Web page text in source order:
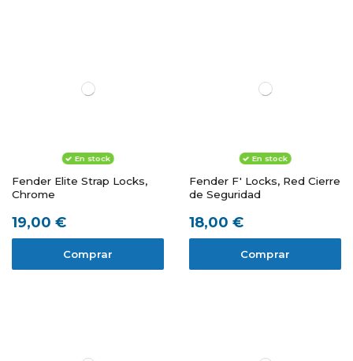
En stock
Fender Elite Strap Locks,
Chrome
19,00 €
Comprar
En stock
Fender F' Locks, Red Cierre
de Seguridad
18,00 €
Comprar